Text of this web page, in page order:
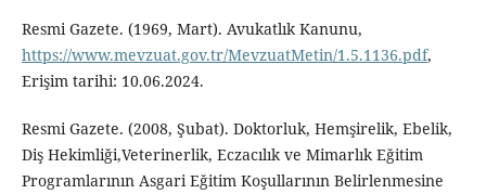
Resmi Gazete. (1969, Mart). Avukatlık Kanunu,
https://www.mevzuat.gov.tr/MevzuatMetin/1.5.1136.pdf,
Erişim tarihi: 10.06.2024.
Resmi Gazete. (2008, Şubat). Doktorluk, Hemşirelik, Ebelik,
Diş Hekimliği,Veterinerlik, Eczacılık ve Mimarlık Eğitim
Programlarının Asgari Eğitim Koşullarının Belirlenmesine